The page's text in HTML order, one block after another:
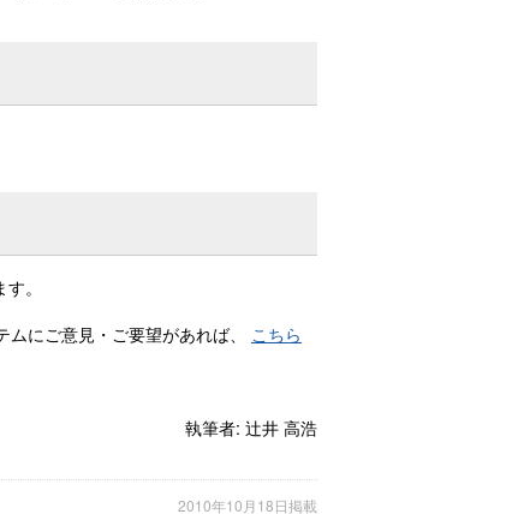
。
にご意見・ご要望があれば、 こちら
執筆者: 辻井 高浩
2010年10月18日掲載